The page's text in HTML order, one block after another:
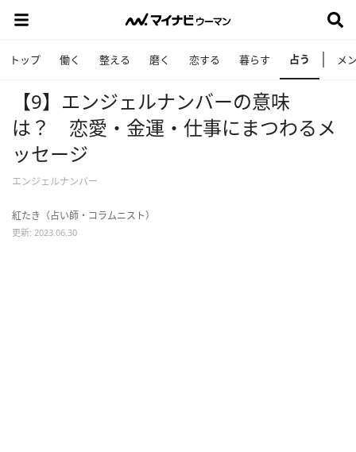
トップ 働く 整える 磨く 恋する 暮らす 占う メ
【9】エンジェルナンバーの意味
は？ 恋愛・金運・仕事にまつわるメ
ッセージ
エンジェルナンバー
紅たき（占い師・コラムニスト）
更新: 2023.06.30